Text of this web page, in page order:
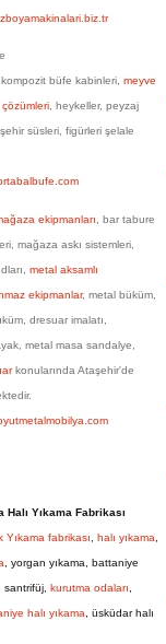
, kompozit büfe kabinleri, meyve
, heykeller, peyzaj
süsleri, figürleri şelale
ekipmanları , bar tabure
mağaza askı sistemleri,
metal aksamlı
ekipmanlar, metal büküm,
dresuar imalatı,
metal masa sandalye,
konularında Ataşehir'de
Halı Yıkama Fabrikası
Yıkama fabrikası halı yıkama
, yorgan yıkama, battaniye
santrifüj, kurutma odaları
halı yıkama , üsküdar halı